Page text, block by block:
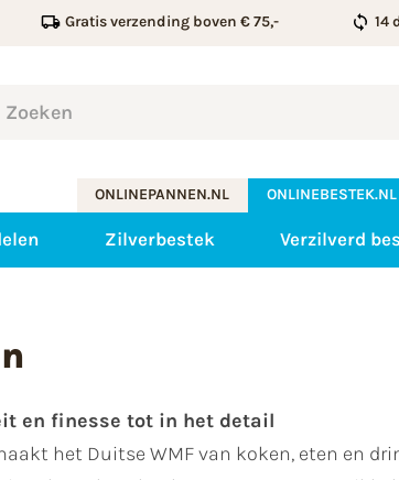
Gratis verzending boven € 75,- 14
ONLINEPANNEN.NL ONLINEBESTEK.NL
Zilverbestek Verzilverd
en finesse tot in het detail
het Duitse WMF van koken, eten en